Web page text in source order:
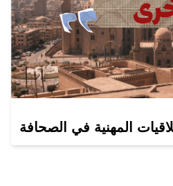
المهنية في الصحافة